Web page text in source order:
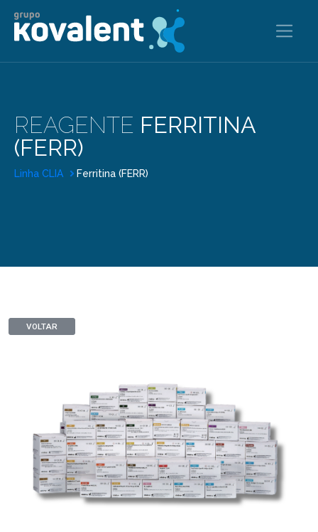
REAGENTE FERRITINA
(FERR)
Linha CLIA Ferritina (FERR)
VOLTAR